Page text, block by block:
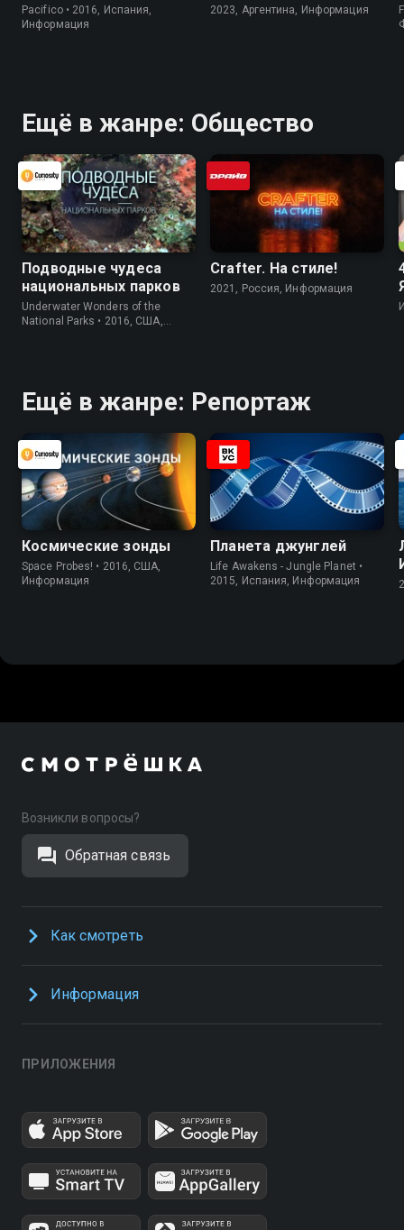
Pacifico • 2016, Испания,
Информация
2023, Аргентина, Информация
Ещё в жанре: Общество
Подводные чудеса
национальных парков
Underwater Wonders of the
National Parks • 2016, США,
Crafter. На стилe!
2021, Россия, Информация
Ещё в жанре: Репортаж
Космические зонды
Space Probes! • 2016, США,
Информация
Планета джунглей
Life Awakens - Jungle Planet •
2015, Испания, Информация
Возникли вопросы?
Обратная связь
Как смотреть
Информация
ПРИЛОЖЕНИЯ